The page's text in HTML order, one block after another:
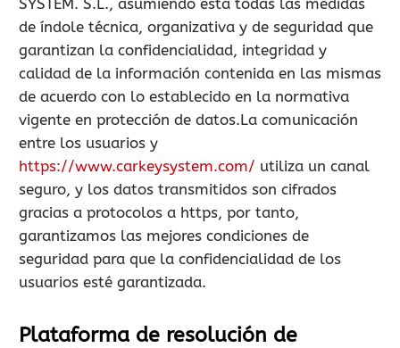
SYSTEM. S.L., asumiendo ésta todas las medidas
de índole técnica, organizativa y de seguridad que
garantizan la confidencialidad, integridad y
calidad de la información contenida en las mismas
de acuerdo con lo establecido en la normativa
vigente en protección de datos.La comunicación
entre los usuarios y
https://www.carkeysystem.com/ utiliza un canal
seguro, y los datos transmitidos son cifrados
gracias a protocolos a https, por tanto,
garantizamos las mejores condiciones de
seguridad para que la confidencialidad de los
usuarios esté garantizada.
Plataforma de resolución de